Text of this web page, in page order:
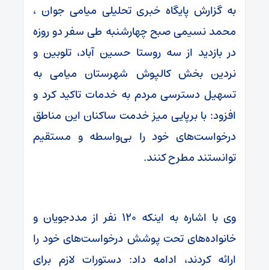
به گزارش پایگاه خبری تحلیلی میامی جوان ،
محمد نسیمی صبح چهارشنبه طی سفر دو روزه
در بازدید از سه روستا حسین آباد، تلوبین و
نردین بخش کالپوش شهرستان میامی به
تسهیل دسترسی مردم به خدمات تاکید کرد و
افزود: با برپایی میز خدمت ساکنان این مناطق
درخواست‌های خود را بی‌واسطه و مستقیم
توانستند مطرح کنند.
وی با اشاره به اینکه ۱۲۰ نفر از مددجویان و
خانواده‌های تحت پوشش درخواست‌های خود را
ارائه کردند، ادامه داد: دستورات لازم برای